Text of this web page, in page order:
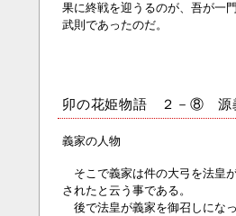
果に終戦を迎うるのが、吾が一
武則であったのだ。
卯の花姫物語 ２－⑧ 源
義家の人物
そこで義家は件の大弓を法皇
されたと云う事である。
後で法皇が義家を御召しにな